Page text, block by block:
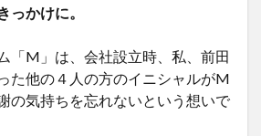
っかけに。
「M」は、会社設立時、私、前田
た他の４人の方のイニシャルがM
の気持ちを忘れないという想いで